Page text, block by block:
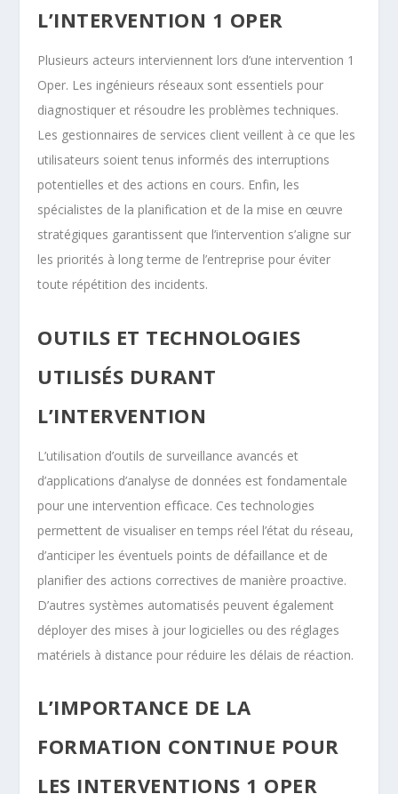
L’INTERVENTION 1 OPER
Plusieurs acteurs interviennent lors d’une intervention 1
Oper. Les ingénieurs réseaux sont essentiels pour
diagnostiquer et résoudre les problèmes techniques.
Les gestionnaires de services client veillent à ce que les
utilisateurs soient tenus informés des interruptions
potentielles et des actions en cours. Enfin, les
spécialistes de la planification et de la mise en œuvre
stratégiques garantissent que l’intervention s’aligne sur
les priorités à long terme de l’entreprise pour éviter
toute répétition des incidents.
OUTILS ET TECHNOLOGIES
UTILISÉS DURANT
L’INTERVENTION
L’utilisation d’outils de surveillance avancés et
d’applications d’analyse de données est fondamentale
pour une intervention efficace. Ces technologies
permettent de visualiser en temps réel l’état du réseau,
d’anticiper les éventuels points de défaillance et de
planifier des actions correctives de manière proactive.
D’autres systèmes automatisés peuvent également
déployer des mises à jour logicielles ou des réglages
matériels à distance pour réduire les délais de réaction.
L’IMPORTANCE DE LA
FORMATION CONTINUE POUR
LES INTERVENTIONS 1 OPER